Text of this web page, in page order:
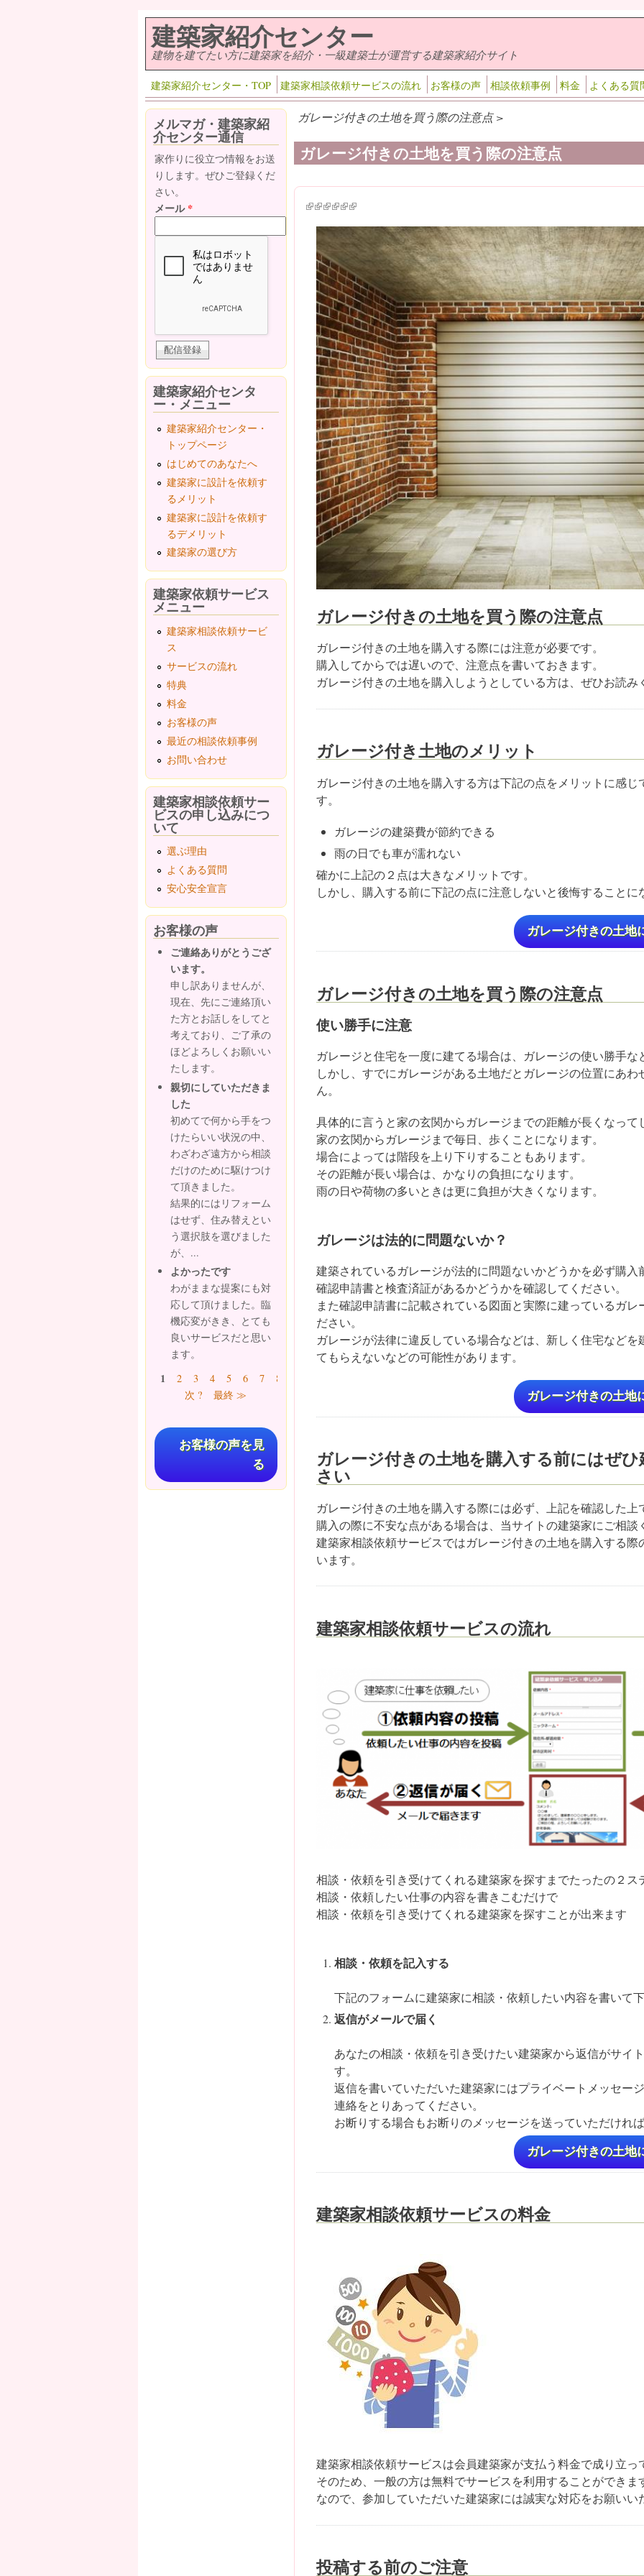
建築家紹介センター
建物を建てたい方に建築家を紹介・一級建築士が運営する建築家紹介サイト
建築家紹介センター・TOP 建築家相談依頼サービスの流れ お客様の声 相談依頼事例 料金 よくある質
ガレージ付きの土地を買う際の注意点 >
ガレージ付きの土地を買う際の注意点
(link is external)
(link is external)
(link is external)
(link is external)
(link is external)
(link is external)
ガレージ付きの土地を買う際の注意点
ガレージ付きの土地を購入する際には注意が必要です。
購入してからでは遅いので、注意点を書いておきます。
ガレージ付きの土地を購入しようとしている方は、ぜひお読み
ガレージ付き土地のメリット
ガレージ付きの土地を購入する方は下記の点をメリットに感
す。
ガレージの建築費が節約できる
雨の日でも車が濡れない
確かに上記の２点は大きなメリットです。
しかし、購入する前に下記の点に注意しないと後悔することに
ガレージ付きの土地
ガレージ付きの土地を買う際の注意点
使い勝手に注意
ガレージと住宅を一度に建てる場合は、ガレージの使い勝手
しかし、すでにガレージがある土地だとガレージの位置にあ
ん。
具体的に言うと家の玄関からガレージまでの距離が長くなって
家の玄関からガレージまで毎日、歩くことになります。
場合によっては階段を上り下りすることもあります。
その距離が長い場合は、かなりの負担になります。
雨の日や荷物の多いときは更に負担が大きくなります。
ガレージは法的に問題ないか？
建築されているガレージが法的に問題ないかどうかを必ず購入
確認申請書と検査済証があるかどうかを確認してください。
また確認申請書に記載されている図面と実際に建っているガ
ださい。
ガレージが法律に違反している場合などは、新しく住宅など
てもらえないなどの可能性があります。
ガレージ付きの土地
ガレージ付きの土地を購入する前にはぜ
さい
ガレージ付きの土地を購入する際には必ず、上記を確認した上
購入の際に不安な点がある場合は、当サイトの建築家にご相談
建築家相談依頼サービスではガレージ付きの土地を購入する
います。
建築家相談依頼サービスの流れ
相談・依頼を引き受けてくれる建築家を探すまでたったの２ス
相談・依頼したい仕事の内容を書きこむだけで
相談・依頼を引き受けてくれる建築家を探すことが出来ます
相談・依頼を記入する
下記のフォームに建築家に相談・依頼したい内容を書いて
返信がメールで届く
あなたの相談・依頼を引き受けたい建築家から返信がサイ
す。
返信を書いていただいた建築家にはプライベートメッセー
連絡をとりあってください。
お断りする場合もお断りのメッセージを送っていただけれ
ガレージ付きの土地
建築家相談依頼サービスの料金
建築家相談依頼サービスは会員建築家が支払う料金で成り立っ
そのため、一般の方は無料でサービスを利用することができま
なので、参加していただいた建築家には誠実な対応をお願いい
投稿する前のご注意
メルマガ・建築家紹
介センター通信
家作りに役立つ情報をお送
りします。ぜひご登録くだ
さい。
メール*
建築家紹介センタ
ー・メニュー
建築家紹介センター・
トップページ
はじめてのあなたへ
建築家に設計を依頼す
るメリット
建築家に設計を依頼す
るデメリット
建築家の選び方
建築家依頼サービス
メニュー
建築家相談依頼サービ
ス
サービスの流れ
特典
料金
お客様の声
最近の相談依頼事例
お問い合わせ
建築家相談依頼サー
ビスの申し込みにつ
いて
選ぶ理由
よくある質問
安心安全宣言
お客様の声
ご連絡ありがとうござ
います。
申し訳ありませんが、
現在、先にご連絡頂い
た方とお話しをしてと
考えており、ご了承の
ほどよろしくお願いい
たします。
親切にしていただきま
した
初めてで何から手をつ
けたらいい状況の中、
わざわざ遠方から相談
だけのために駆けつけ
て頂きました。
結果的にはリフォーム
はせず、住み替えとい
う選択肢を選びました
が、...
よかったです
わがままな提案にも対
応して頂けました。臨
機応変がきき、とても
良いサービスだと思い
ます。
ページ
1 2 3 4 5 6 7 8
次 ?
最終 ≫
お客様の声を見
る